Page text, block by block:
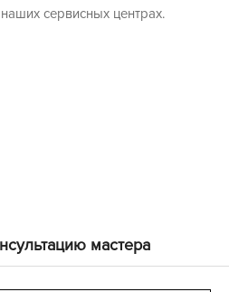
сервисных центрах.
мастера